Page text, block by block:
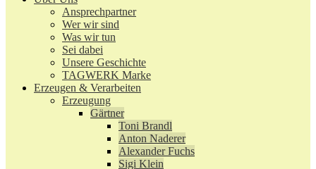
Ansprechpartner
Wer wir sind
Was wir tun
Sei dabei
Unsere Geschichte
TAGWERK Marke
Erzeugen & Verarbeiten
Erzeugung
Gärtner
Toni Brandl
Anton Naderer
Alexander Fuchs
Sigi Klein